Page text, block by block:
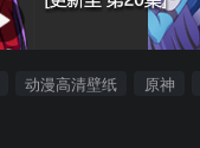
动漫高清壁纸 原神